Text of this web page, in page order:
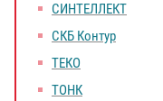
СИНТЕЛЛЕКТ
СКБ Контур
ТЕКО
ТОНК